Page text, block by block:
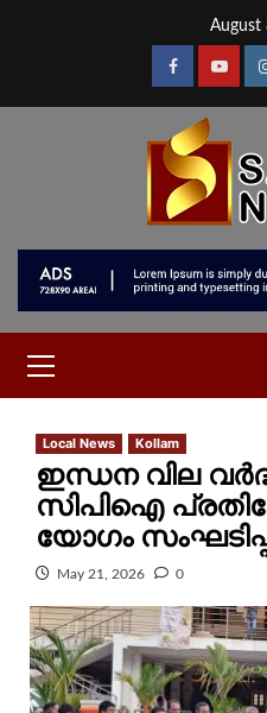
August
Local News Kollam
ഇന്ധന വില
സിപിഐ
യോഗം
May 21, 2026 0